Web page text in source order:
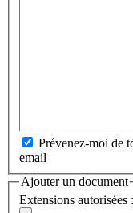
Prévenez-moi de
email
Ajouter un document
Extensions autorisées